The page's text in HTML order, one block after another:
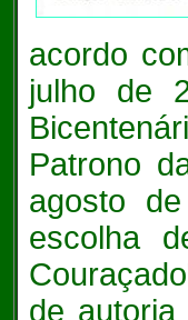
acordo
julho de
Patrono
agosto
escolha
de